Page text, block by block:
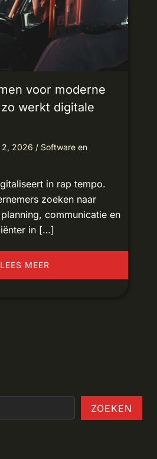
voor moderne
werkt digitale
2, 2026 / Software en
in rap tempo.
zoeken naar
communicatie en
in […]
LEES MEER
ZOEKEN